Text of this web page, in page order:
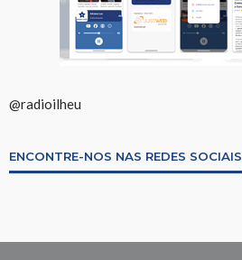
@radioilheu
ENCONTRE-NOS NAS REDES SOCIAIS